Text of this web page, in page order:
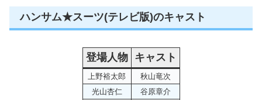
ハンサム★スーツ(テレビ版)のキャスト
登場人物 キャスト
上野裕太郎
秋山竜次
光山杏仁
谷原章介